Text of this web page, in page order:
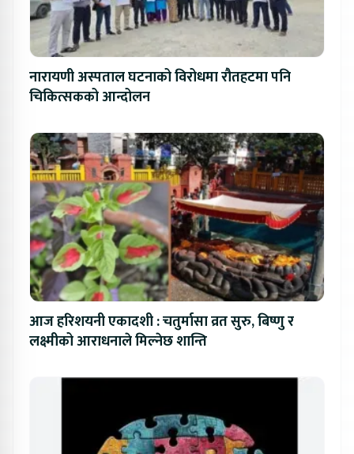
नारायणी अस्पताल घटनाको विरोधमा रौतहटमा पनि
चिकित्सकको आन्दोलन
आज हरिशयनी एकादशी : चतुर्मासा व्रत सुरु, बिष्णु र
लक्ष्मीको आराधनाले मिल्नेछ शान्ति